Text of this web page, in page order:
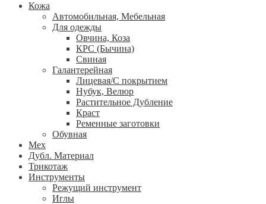
Кожа
Автомобильная, Мебельная
Для одежды
Овчина, Коза
КРС (Бычина)
Свиная
Галантерейная
Лицевая/С покрытием
Нубук, Велюр
Растительное Дубление
Краст
Ременные заготовки
Обувная
Мех
Дубл. Материал
Трикотаж
Инструменты
Режущий инструмент
Иглы